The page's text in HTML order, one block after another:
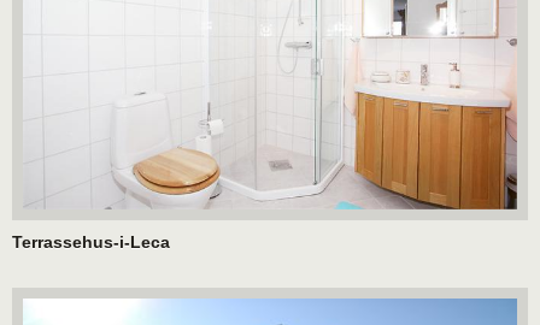
Terrassehus-i-Leca